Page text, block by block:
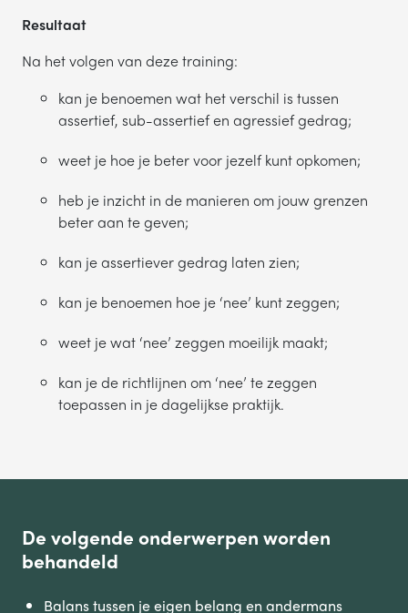
Resultaat
Na het volgen van deze training:
kan je benoemen wat het verschil is tussen
assertief, sub-assertief en agressief gedrag;
weet je hoe je beter voor jezelf kunt opkomen;
heb je inzicht in de manieren om jouw grenzen
beter aan te geven;
kan je assertiever gedrag laten zien;
kan je benoemen hoe je ‘nee’ kunt zeggen;
weet je wat ‘nee’ zeggen moeilijk maakt;
kan je de richtlijnen om ‘nee’ te zeggen
toepassen in je dagelijkse praktijk.
De volgende onderwerpen worden
behandeld
Balans tussen je eigen belang en andermans